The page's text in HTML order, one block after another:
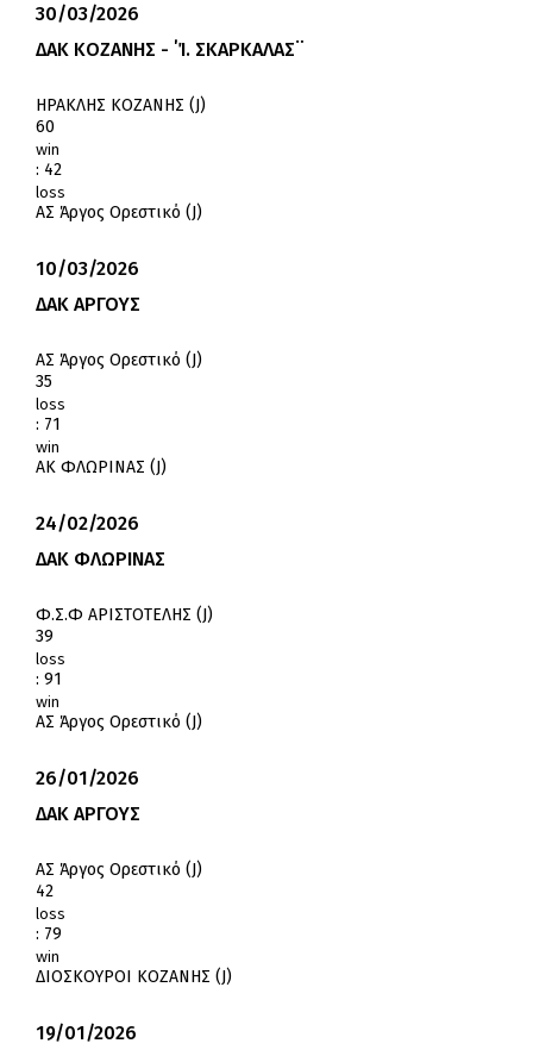
30/03/2026
ΔΑΚ ΚΟΖΑΝΗΣ - ΄Ί. ΣΚΑΡΚΑΛΑΣ¨
ΗΡΑΚΛΗΣ ΚΟΖΑΝΗΣ (J)
60
win
: 42
loss
ΑΣ Άργος Ορεστικό (J)
10/03/2026
ΔΑΚ ΑΡΓΟΥΣ
ΑΣ Άργος Ορεστικό (J)
35
loss
: 71
win
ΑΚ ΦΛΩΡΙΝΑΣ (J)
24/02/2026
ΔΑΚ ΦΛΩΡΙΝΑΣ
Φ.Σ.Φ ΑΡΙΣΤΟΤΕΛΗΣ (J)
39
loss
: 91
win
ΑΣ Άργος Ορεστικό (J)
26/01/2026
ΔΑΚ ΑΡΓΟΥΣ
ΑΣ Άργος Ορεστικό (J)
42
loss
: 79
win
ΔΙΟΣΚΟΥΡΟΙ ΚΟΖΑΝΗΣ (J)
19/01/2026